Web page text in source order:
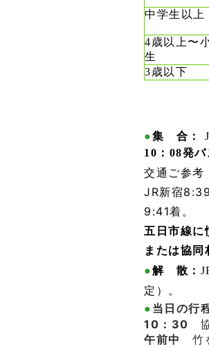
中学生以上
4歳以上〜
生
3歳以下
●集 合：
10：08発
交通ご参考
JR新宿
9:41着。
五日市線に
または協同
●解 散：
定）。
● 当日の行
10：30
午前中 竹